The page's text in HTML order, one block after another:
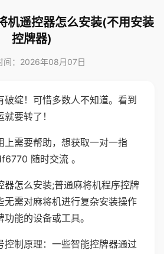
机遥控器怎么安装(不用安装
控牌器)
间：2026年08月07日
破绽！可惜多数人不知道。看到
要转了！
上需要帮助，想获取一对一指
随时交流 。
器怎么安装;普通麻将机程序控牌
无需对麻将机进行复杂安装操作
能的设备或工具。
控制原理：一些智能控牌器通过